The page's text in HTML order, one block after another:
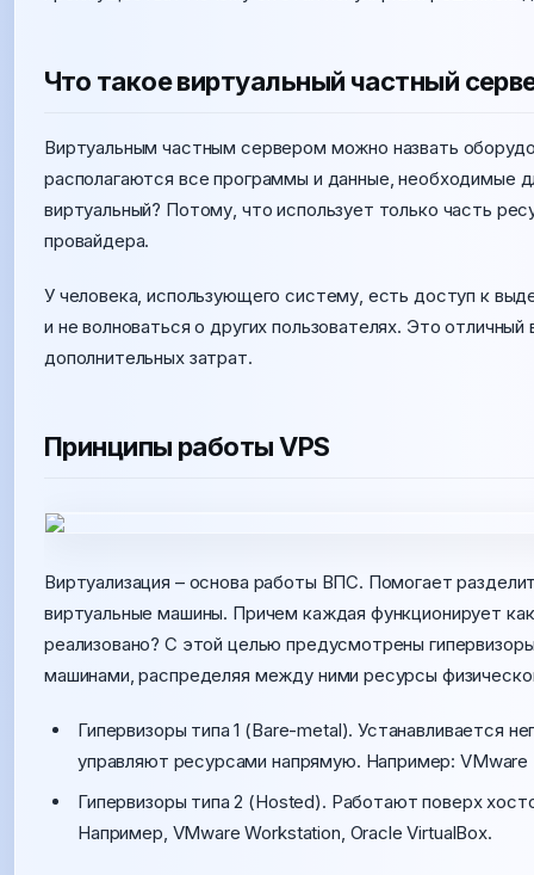
Что такое виртуальный частный
Виртуальным частным сервером можно назвать
располагаются все программы и данные, необходимые
виртуальный? Потому, что использует только часть
провайдера.
У человека, использующего систему, есть доступ к
и не волноваться о других пользователях. Это
дополнительных затрат.
Принципы работы VPS
Виртуализация – основа работы ВПС. Помогает
виртуальные машины. Причем каждая функционирует
реализовано? С этой целью предусмотрены
машинами, распределяя между ними ресурсы
Гипервизоры типа 1 (Bare-metal). Устанавливается
управляют ресурсами напрямую. Например: VMware
Гипервизоры типа 2 (Hosted). Работают поверх
Например, VMware Workstation, Oracle VirtualBox.